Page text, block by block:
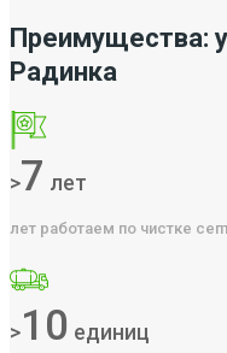
Преимущества:
Радинка
>7 лет
лет работаем по чистке
>10 единиц